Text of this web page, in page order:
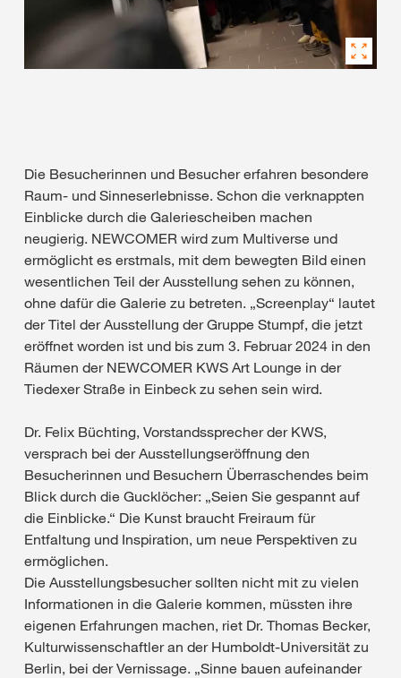
Die Besucherinnen und Besucher erfahren besondere
Raum- und Sinneserlebnisse. Schon die verknappten
Einblicke durch die Galeriescheiben machen
neugierig. NEWCOMER wird zum Multiverse und
ermöglicht es erstmals, mit dem bewegten Bild einen
wesentlichen Teil der Ausstellung sehen zu können,
ohne dafür die Galerie zu betreten. „Screenplay“ lautet
der Titel der Ausstellung der Gruppe Stumpf, die jetzt
eröffnet worden ist und bis zum 3. Februar 2024 in den
Räumen der NEWCOMER KWS Art Lounge in der
Tiedexer Straße in Einbeck zu sehen sein wird.
Dr. Felix Büchting, Vorstandssprecher der KWS,
versprach bei der Ausstellungseröffnung den
Besucherinnen und Besuchern Überraschendes beim
Blick durch die Gucklöcher: „Seien Sie gespannt auf
die Einblicke.“ Die Kunst braucht Freiraum für
Entfaltung und Inspiration, um neue Perspektiven zu
ermöglichen.
Die Ausstellungsbesucher sollten nicht mit zu vielen
Informationen in die Galerie kommen, müssten ihre
eigenen Erfahrungen machen, riet Dr. Thomas Becker,
Kulturwissenschaftler an der Humboldt-Universität zu
Berlin, bei der Vernissage. „Sinne bauen aufeinander